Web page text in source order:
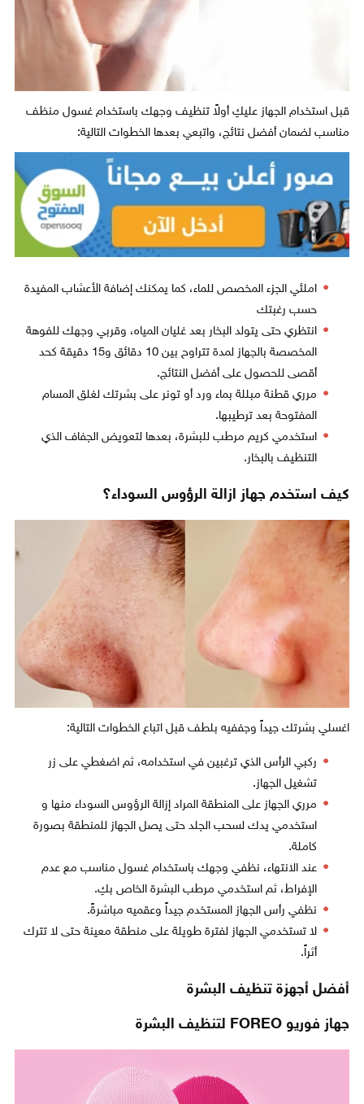
قبل استخدام الجهاز عليكِ أولاً تنظيف وجهك باستخدام غسول منظف
مناسب لضمان أفضل نتائج، واتبعي بعدها الخطوات التالية:
املئي الجزء المخصص للماء، كما يمكنك إضافة الأعشاب المفيدة
حسب رغبتك
انتظري حتى يتولد البخار بعد غليان المياه، وقربي وجهك للفوهة
المخصصة بالجهاز لمدة تتراوح بين 10 دقائق و15 دقيقة كحد
أقصى للحصول على أفضل النتائج.
مرري قطنة مبللة بماء ورد أو تونر على بشرتك لغلق المسام
المفتوحة بعد ترطيبها.
استخدمي كريم مرطب للبشرة، بعدها لتعويض الجفاف الذي
التنظيف بالبخار.
كيف استخدم جهاز ازالة الرؤوس السوداء؟
اغسلي بشرتك جيداً وجففيه بلطف قبل اتباع الخطوات التالية:
ركبي الرأس الذي ترغبين في استخدامه، ثم اضغطي على زر
تشغيل الجهاز.
مرري الجهاز على المنطقة المراد إزالة الرؤوس السوداء منها و
استخدمي يدك لسحب الجلد حتى يصل الجهاز للمنطقة بصورة
كاملة.
عند الانتهاء، نظفي وجهك باستخدام غسول مناسب مع عدم
الإفراط، ثم استخدمي مرطب البشرة الخاص بكِ.
نظفي رأس الجهاز المستخدم جيداً وعقميه مباشرةً.
لا تستخدمي الجهاز لفترة طويلة على منطقة معينة حتى لا تترك
أثراً.
أفضل أجهزة تنظيف البشرة
جهاز فوريو FOREO لتنظيف البشرة